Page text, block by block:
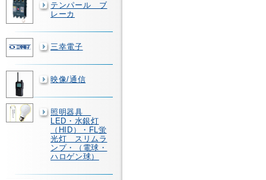
テンパール ブ
レーカ
三幸電子
映像/通信
照明器具
LED・水銀灯
（HID）・FL蛍
光灯 スリムラ
ンプ・（電球・
ハロゲン球）